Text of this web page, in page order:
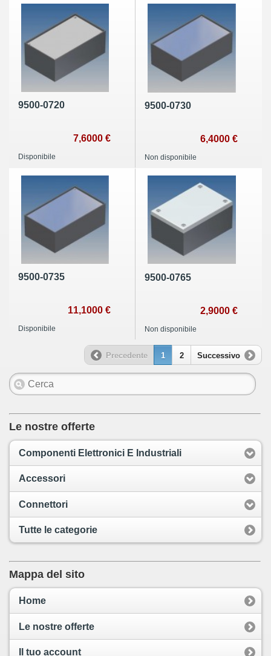
9500-0720
7,6000 €
Disponibile
9500-0730
6,4000 €
Non disponibile
9500-0735
11,1000 €
Disponibile
9500-0765
2,9000 €
Non disponibile
Precedente 1 2 Successivo
Le nostre offerte
Componenti Elettronici E Industriali
Accessori
Connettori
Tutte le categorie
Mappa del sito
Home
Le nostre offerte
Il tuo account